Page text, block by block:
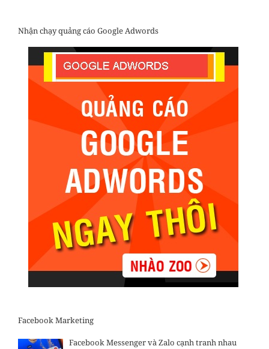
Nhận chạy quảng cáo Google Adwords
Facebook Marketing
Facebook Messenger và Zalo cạnh tranh nhau